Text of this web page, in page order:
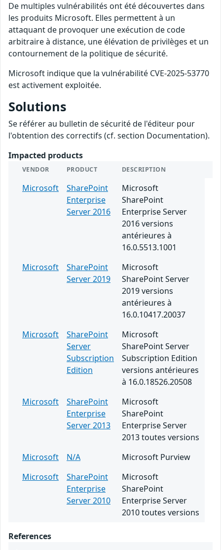
De multiples vulnérabilités ont été découvertes dans
les produits Microsoft. Elles permettent à un
attaquant de provoquer une exécution de code
arbitraire à distance, une élévation de privilèges et un
contournement de la politique de sécurité.
Microsoft indique que la vulnérabilité CVE-2025-53770
est activement exploitée.
Solutions
Se référer au bulletin de sécurité de l'éditeur pour
l'obtention des correctifs (cf. section Documentation).
Impacted products
VENDOR PRODUCT DESCRIPTION
Microsoft
SharePoint
Enterprise
Server 2016
Microsoft
SharePoint
Enterprise Server
2016 versions
antérieures à
16.0.5513.1001
Microsoft
SharePoint
Server 2019
Microsoft
SharePoint Server
2019 versions
antérieures à
16.0.10417.20037
Microsoft
SharePoint
Server
Subscription
Edition
Microsoft
SharePoint Server
Subscription Edition
versions antérieures
à 16.0.18526.20508
Microsoft
SharePoint
Enterprise
Server 2013
Microsoft
SharePoint
Enterprise Server
2013 toutes versions
Microsoft
N/A
Microsoft Purview
Microsoft
SharePoint
Enterprise
Server 2010
Microsoft
SharePoint
Enterprise Server
2010 toutes versions
References